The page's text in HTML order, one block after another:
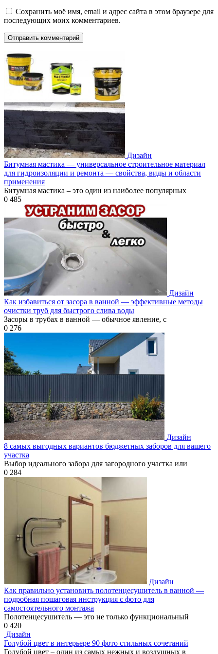
Сохранить моё имя, email и адрес сайта в этом браузере для
последующих моих комментариев.
Дизайн
Битумная мастика — универсальное строительное материал
для гидроизоляции и ремонта — свойства, виды и области
применения
Битумная мастика – это один из наиболее популярных
0 485
Дизайн
Как избавиться от засора в ванной — эффективные методы
очистки труб для быстрого слива воды
Засоры в трубах в ванной — обычное явление, с
0 276
Дизайн
8 самых выгодных вариантов бюджетных заборов для вашего
участка
Выбор идеального забора для загородного участка или
0 284
Дизайн
Как правильно установить полотенцесушитель в ванной —
подробная пошаговая инструкция с фото для
самостоятельного монтажа
Полотенцесушитель — это не только функциональный
0 420
Дизайн
Голубой цвет в интерьере 90 фото стильных сочетаний
Голубой цвет – один из самых нежных и воздушных в